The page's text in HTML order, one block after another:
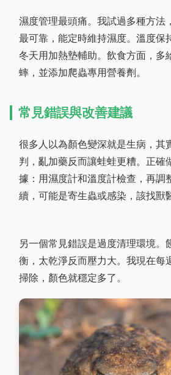
濕度管理最頭痛。我試過多種方法
最可靠，能定時維持濕度。溫度保
冬天用加熱墊輔助。飲食方面，多
蟀，並添加爬蟲專用營養劑。
常見錯誤與改善建議
很多人以為顏色變深就是生病，其
判，亂加藥反而讓蛙蛙更糟。正確
據：用濕度計和溫度計檢查，再調
續，可能是寄生蟲或感染，該找獸
另一個常見錯誤是過度清理環境。
衡，太乾淨反而壓力大。我現在每
掃除，顏色就穩定多了。